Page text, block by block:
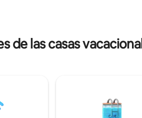
de las casas